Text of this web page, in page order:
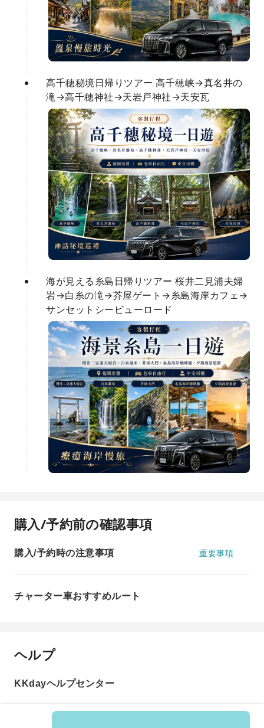
高千穂秘境日帰りツアー 高千穂峡→真名井の
滝→高千穂神社→天岩戸神社→天安瓦
海が見える糸島日帰りツアー 桜井二見浦夫婦
岩→白糸の滝→芥屋ゲート→糸島海岸カフェ→
サンセットシービューロード
購入/予約前の確認事項
購入/予約時の注意事項 重要事項
チャーター車おすすめルート
ヘルプ
KKdayヘルプセンター